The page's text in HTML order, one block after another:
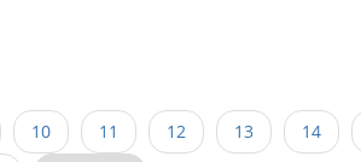
10 11 12 13 14